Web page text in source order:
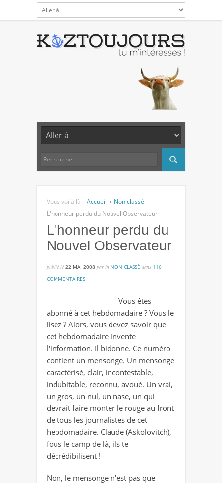
Vous voilà là : Accueil
Non classé
L'honneur perdu du Nouvel Observateur
L'honneur perdu du
Nouvel Observateur
publié lé 22 MAI 2008 par in NON CLASSÉ dans 116
COMMENTAIRESsur
du
nouvel
observateur
Vous êtes
abonné à cet hebdomadaire ? Vous le
lisez ? Alors, vous devez savoir que
cet hebdomadaire invente
l'information. Il bidonne. Ce numéro
contient un mensonge. Un mensonge
caractérisé, clair, incontestable,
indubitable, reconnu, avoué. Un vrai,
un gros, un nul, un nase, un qui
devrait faire monter le rouge au front
de tous les journalistes de cet
hebdomadaire. Claude (Askolovitch),
fous le camp de là, ils te
décrédibilisent !
Non, le mensonge n'est pas que